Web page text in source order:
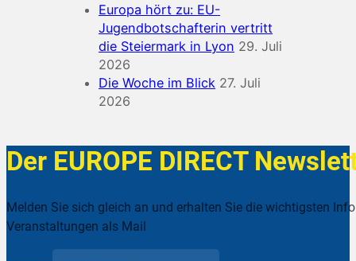
Europa hört zu: EU-
Jugendbotschafterin vertritt
die Steiermark in Lyon 29. Juli
2026
Die Woche im Blick 27. Juli
2026
Der EUROPE DIRECT
Melden Sie sich gleich an und erhalten Sie die wichtigsten
Veranstaltungen als Mail